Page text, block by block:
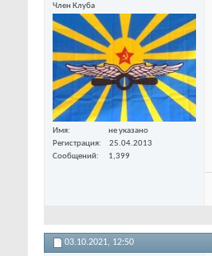
Член Клуба
Имя
не указано
Регистрация
25.04.2013
Сообщений
1,399
03.10.2021, 12:50